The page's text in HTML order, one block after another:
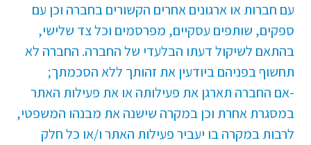
עם חברות או ארגונים אחרים הקשורים בחברה וכן עם
ספקים, שותפים עסקיים, מפרסמים וכל צד שלישי,
בהתאם לשיקול דעתו הבלעדי של החברה. החברה לא
תחשוף בפניהם ביודעין את זהותך ללא הסכמתך;
-אם החברה תארגן את פעילותה או את פעילות האתר
במסגרת אחרת וכן במקרה שישנה את מבנהו המשפטי,
לרבות במקרה בו יעביר פעילות האתר ו/או כל חלק